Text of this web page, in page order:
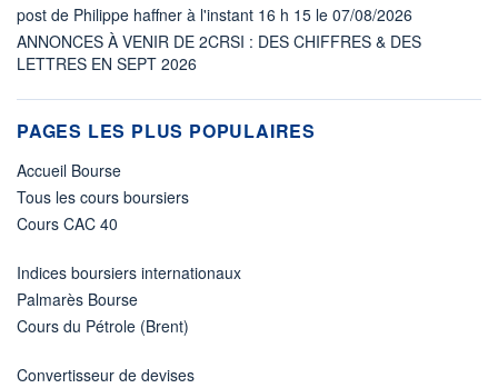
post de Philippe haffner à l'instant 16 h 15 le 07/08/2026
ANNONCES À VENIR DE 2CRSI : DES CHIFFRES & DES
LETTRES EN SEPT 2026
PAGES LES PLUS POPULAIRES
Accueil Bourse
Tous les cours boursiers
Cours CAC 40
Indices boursiers internationaux
Palmarès Bourse
Cours du Pétrole (Brent)
Convertisseur de devises